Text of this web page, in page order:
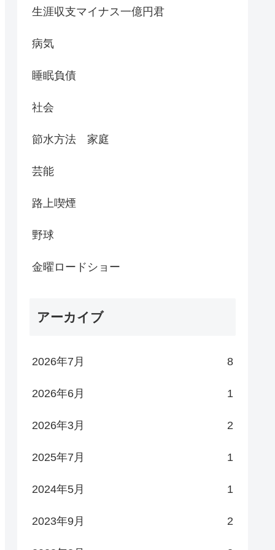
生涯収支マイナス一億円君
病気
睡眠負債
社会
節水方法 家庭
芸能
路上喫煙
野球
金曜ロードショー
アーカイブ
2026年7月 8
2026年6月 1
2026年3月 2
2025年7月 1
2024年5月 1
2023年9月 2